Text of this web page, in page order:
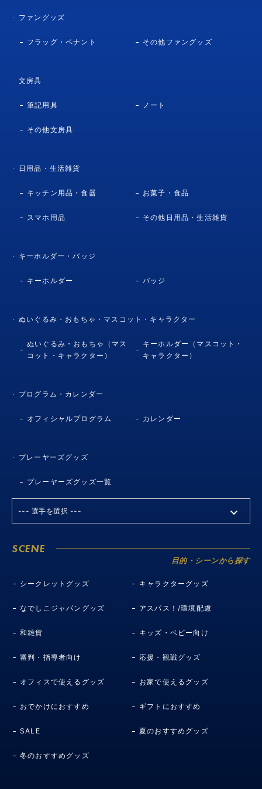
ファングッズ
フラッグ・ペナント その他ファングッズ
文房具
筆記用具 ノート
その他文房具
日用品・生活雑貨
キッチン用品・食器 お菓子・食品
スマホ用品 その他日用品・生活雑貨
キーホルダー・バッジ
キーホルダー バッジ
ぬいぐるみ・おもちゃ・マスコット・キャラクター
ぬいぐるみ・おもちゃ（マス
コット・キャラクター）
キーホルダー（マスコット・
キャラクター）
プログラム・カレンダー
オフィシャルプログラム カレンダー
プレーヤーズグッズ
プレーヤーズグッズ一覧
SCENE
目的・シーンから探す
シークレットグッズ キャラクターグッズ
なでしこジャパングッズ アスパス！/環境配慮
和雑貨 キッズ・ベビー向け
審判・指導者向け 応援・観戦グッズ
オフィスで使えるグッズ お家で使えるグッズ
おでかけにおすすめ ギフトにおすすめ
SALE 夏のおすすめグッズ
冬のおすすめグッズ